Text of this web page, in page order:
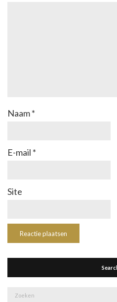
Naam*
E-mail *
Site
Zoek